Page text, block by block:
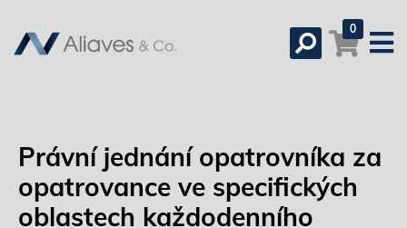
0
Právní jednání opatrovníka za
opatrovance ve specifických
oblastech každodenního